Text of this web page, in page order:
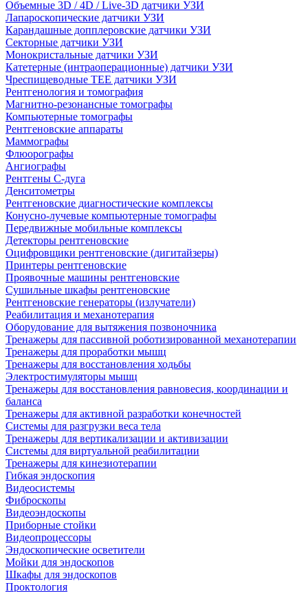
Объемные 3D / 4D / Live-3D датчики УЗИ
Лапароскопические датчики УЗИ
Карандашные допплеровские датчики УЗИ
Секторные датчики УЗИ
Монокристальные датчики УЗИ
Катетерные (интраоперационные) датчики УЗИ
Чреспищеводные TEE датчики УЗИ
Рентгенология и томография
Магнитно-резонансные томографы
Компьютерные томографы
Рентгеновские аппараты
Маммографы
Флюорографы
Ангиографы
Рентгены С-дуга
Денситометры
Рентгеновские диагностические комплексы
Конусно-лучевые компьютерные томографы
Передвижные мобильные комплексы
Детекторы рентгеновские
Оцифровщики рентгеновские (дигитайзеры)
Принтеры рентгеновские
Проявочные машины рентгеновские
Сушильные шкафы рентгеновские
Рентгеновские генераторы (излучатели)
Реабилитация и механотерапия
Оборудование для вытяжения позвоночника
Тренажеры для пассивной роботизированной механотерапии
Тренажеры для проработки мышц
Тренажеры для восстановления ходьбы
Электростимуляторы мышц
Тренажеры для восстановления равновесия, координации и
баланса
Тренажеры для активной разработки конечностей
Системы для разгрузки веса тела
Тренажеры для вертикализации и активизации
Системы для виртуальной реабилитации
Тренажеры для кинезиотерапии
Гибкая эндоскопия
Видеосистемы
Фиброскопы
Видеоэндоскопы
Приборные стойки
Видеопроцессоры
Эндоскопические осветители
Мойки для эндоскопов
Шкафы для эндоскопов
Проктология